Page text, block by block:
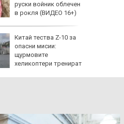
руски войник облечен
в рокля (ВИДЕО 16+)
Китай тества Z-10 за
опасни мисии:
щурмовите
хеликоптери тренират